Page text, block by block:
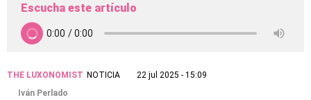
Escucha este artículo
THE LUXONOMIST NOTICIA
22 jul 2025 - 15:09
Iván Perlado